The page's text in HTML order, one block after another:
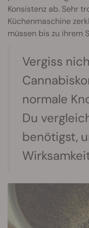
Konsistenz ab. Sehr
Küchenmaschine
müssen bis zu ihrem
Vergiss
normale
Du
benötigst,